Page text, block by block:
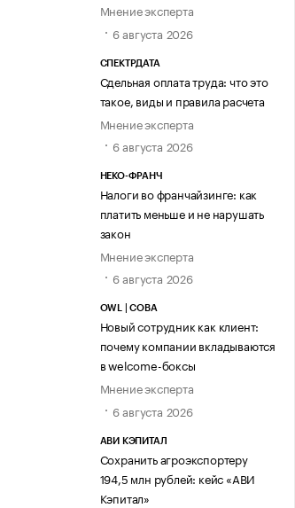
Мнение эксперта
6 августа 2026
СПЕКТРДАТА
Сдельная оплата труда: что это
такое, виды и правила расчета
Мнение эксперта
6 августа 2026
НЕКО-ФРАНЧ
Налоги во франчайзинге: как
платить меньше и не нарушать
закон
Мнение эксперта
6 августа 2026
OWL | СОВА
Новый сотрудник как клиент:
почему компании вкладываются
в welcome-боксы
Мнение эксперта
6 августа 2026
АВИ КЭПИТАЛ
Сохранить агроэкспортеру
194,5 млн рублей: кейс «АВИ
Кэпитал»